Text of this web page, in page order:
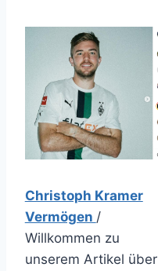
Christoph Kramer
Vermögen /
Willkommen zu
unserem Artikel über